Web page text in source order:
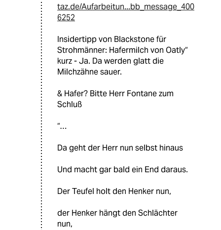
taz.de/Aufarbeitun...bb_message_400
6252
Insidertipp von Blackstone für
Strohmänner: Hafermilch von Oatly“
kurz - Ja. Da werden glatt die
Milchzähne sauer.
& Hafer? Bitte Herr Fontane zum
Schluß
“…
Da geht der Herr nun selbst hinaus
Und macht gar bald ein End daraus.
Der Teufel holt den Henker nun,
der Henker hängt den Schlächter
nun,